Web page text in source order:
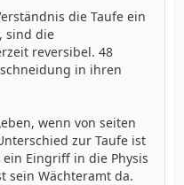
die Volljährigkeit
kann. Dann
Bedenken.
Kind würden in der
die Taufe anknüpfen,
erlangt habe und
mit
könne.
die Taufe ein
sind die
reversibel. 48
in ihren
wenn von seiten
zur Taufe ist
Eingriff in die Physis
sein Wächteramt da.